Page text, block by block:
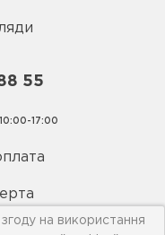
55
17:00
сайту
на використання